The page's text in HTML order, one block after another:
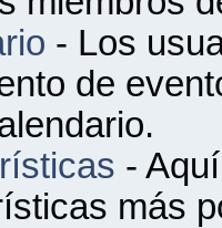
- Los
de
-
más